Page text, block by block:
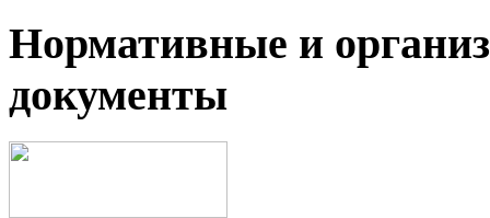
Нормативные и
документы